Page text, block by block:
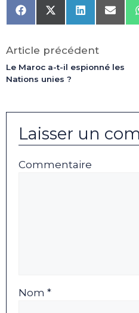
Share
on
Share
on
(Twitter)
Share
on
Share
on
Article précédent
Le Maroc a-t-il espionné les
Nations unies ?
Laisser un
Commentaire
Nom *